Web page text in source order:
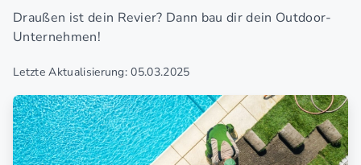
Draußen ist dein Revier? Dann bau dir dein Outdoor-
Unternehmen!
Letzte Aktualisierung: 05.03.2025